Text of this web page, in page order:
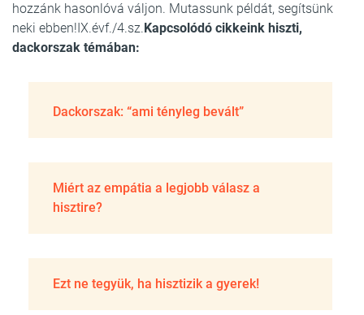
hozzánk hasonlóvá váljon. Mutassunk példát, segítsünk
neki ebben!IX.évf./4.sz.Kapcsolódó cikkeink hiszti,
dackorszak témában:
Dackorszak: “ami tényleg bevált”
Miért az empátia a legjobb válasz a
hisztire?
Ezt ne tegyük, ha hisztizik a gyerek!